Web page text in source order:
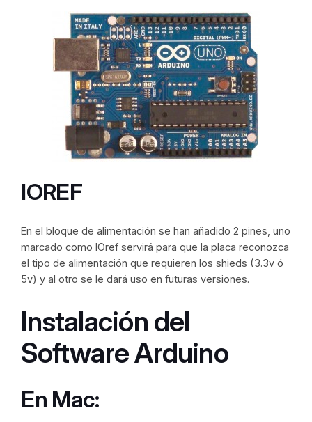
IOREF
En el bloque de alimentación se han añadido 2 pines, uno
marcado como IOref servirá para que la placa reconozca
el tipo de alimentación que requieren los shieds (3.3v ó
5v) y al otro se le dará uso en futuras versiones.
Instalación del
Software Arduino
En Mac: